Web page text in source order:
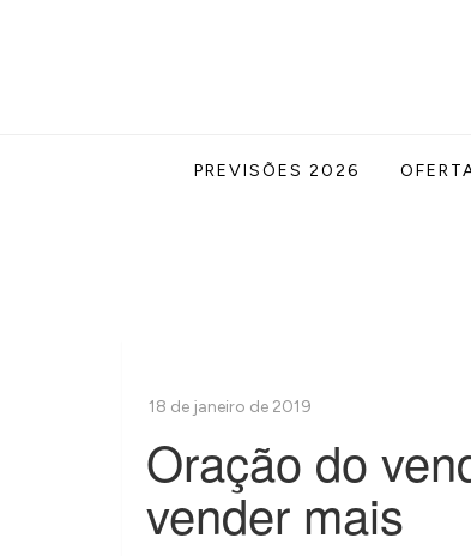
PREVISÕES 2026
Oração do
vender mais